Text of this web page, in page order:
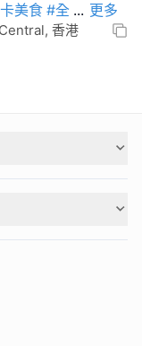
美食#全 ... 更多
香港